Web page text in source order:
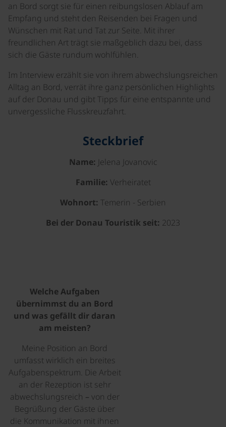
an Bord sorgt sie für einen reibungslosen Ablauf am
Empfang und steht den Reisenden bei Fragen und
Wünschen mit Rat und Tat zur Seite. Mit ihrer
freundlichen Art trägt sie maßgeblich dazu bei, dass
sich die Gäste rundum wohlfühlen.
Im Interview erzählt sie von ihrem abwechslungsreichen
Alltag an Bord, verrät ihre ganz persönlichen Highlights
auf der Donau und gibt Tipps für eine entspannte und
unvergessliche Flusskreuzfahrt.
Steckbrief
Name: Jelena Jovanovic
Familie: Verheiratet
Wohnort: Temerin - Serbien
Bei der Donau Touristik seit: 2023
Welche Aufgaben
übernimmst du an Bord
und was gefällt dir daran
am meisten?
Meine Position an Bord
umfasst wirklich ein breites
Aufgabenspektrum. Die Arbeit
an der Rezeption ist sehr
abwechslungsreich – von der
Begrüßung der Gäste über
die Kommunikation mit ihnen